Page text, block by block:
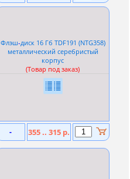
Флэш-диск 16 Гб TDF191 (NTG358)
металлический серебристый
корпус
(Товар под заказ)
- 355 .. 315 р.